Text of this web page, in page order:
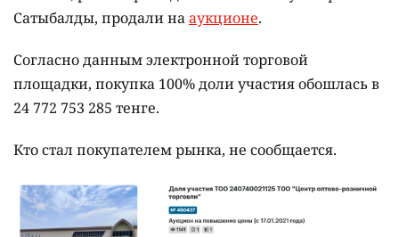
Сатыбалды, продали нааукционе.
Согласно данным электронной торговой
площадки, покупка 100% доли участия обошлась в
24 772 753 285 тенге.
Кто стал покупателем рынка, не сообщается.